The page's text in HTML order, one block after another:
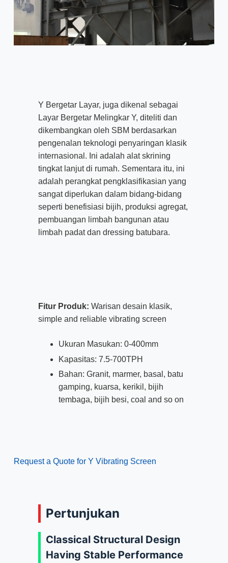
Y Bergetar Layar, juga dikenal sebagai
Layar Bergetar Melingkar Y, diteliti dan
dikembangkan oleh SBM berdasarkan
pengenalan teknologi penyaringan klasik
internasional. Ini adalah alat skrining
tingkat lanjut di rumah. Sementara itu, ini
adalah perangkat pengklasifikasian yang
sangat diperlukan dalam bidang-bidang
seperti benefisiasi bijih, produksi agregat,
pembuangan limbah bangunan atau
limbah padat dan dressing batubara.
Fitur Produk: Warisan desain klasik,
simple and reliable vibrating screen
Ukuran Masukan: 0-400mm
Kapasitas: 7.5-700TPH
Bahan: Granit, marmer, basal, batu
gamping, kuarsa, kerikil, bijih
tembaga, bijih besi, coal and so on
Request a Quote for Y Vibrating Screen
Pertunjukan
Classical Structural Design
Having Stable Performance